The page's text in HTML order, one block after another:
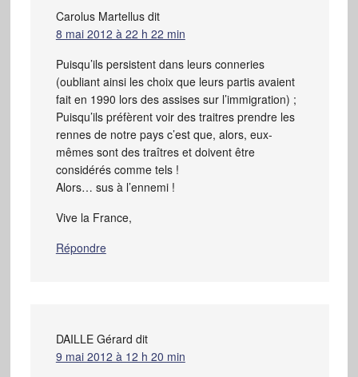
Carolus Martellus dit
8 mai 2012 à 22 h 22 min
Puisqu’ils persistent dans leurs conneries
(oubliant ainsi les choix que leurs partis avaient
fait en 1990 lors des assises sur l’immigration) ;
Puisqu’ils préfèrent voir des traitres prendre les
rennes de notre pays c’est que, alors, eux-
mêmes sont des traîtres et doivent être
considérés comme tels !
Alors… sus à l’ennemi !
Vive la France,
Répondre
DAILLE Gérard dit
9 mai 2012 à 12 h 20 min